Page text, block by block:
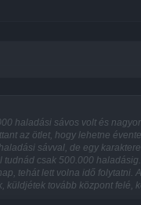
haladási sávos volt és
az ötlet, hogy lehetne
sávval, de egy
csak 500.000
tehát lett volna idő
küldjétek tovább központ felé,